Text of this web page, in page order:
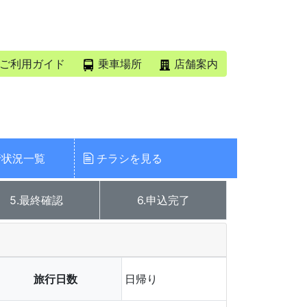
ご利用ガイド 乗車場所 店舗案内
況一覧 チラシを見る
5.最終確認 6.申込完了
旅行日数 日帰り